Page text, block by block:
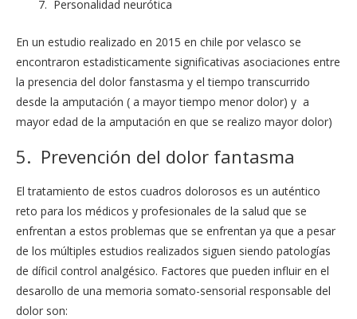
Personalidad neurótica
En un estudio realizado en 2015 en chile por velasco se
encontraron estadisticamente significativas asociaciones entre
la presencia del dolor fanstasma y el tiempo transcurrido
desde la amputación ( a mayor tiempo menor dolor) y a
mayor edad de la amputación en que se realizo mayor dolor)
5. Prevención del dolor fantasma
El tratamiento de estos cuadros dolorosos es un auténtico
reto para los médicos y profesionales de la salud que se
enfrentan a estos problemas que se enfrentan ya que a pesar
de los múltiples estudios realizados siguen siendo patologías
de díficil control analgésico. Factores que pueden influir en el
desarollo de una memoria somato-sensorial responsable del
dolor son: